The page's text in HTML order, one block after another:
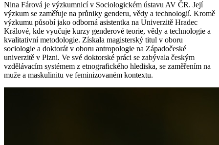
Nina Fárová je výzkumnicí v Sociologickém ústavu AV ČR. Její
výzkum se zaměřuje na průniky genderu, vědy a technologií. Kromě
výzkumu působí jako odborná asistentka na Univerzitě Hradec
Králové, kde vyučuje kurzy genderové teorie, vědy a technologie a
kvalitativní metodologie. Získala magisterský titul v oboru
sociologie a doktorát v oboru antropologie na Západočeské
univerzitě v Plzni. Ve své doktorské práci se zabývala českým
vzdělávacím systémem z etnografického hlediska, se zaměřením na
muže a maskulinitu ve feminizovaném kontextu.